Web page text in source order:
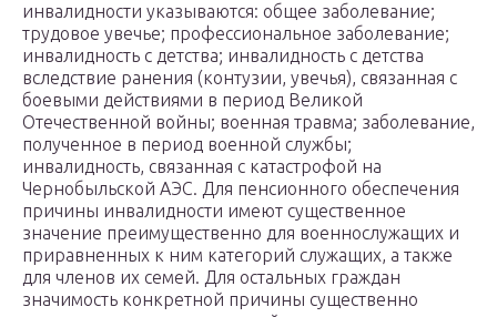
инвалидности указываются: общее заболевание;
трудовое увечье; профессиональное заболевание;
инвалидность с детства; инвалидность с детства
вследствие ранения (контузии, увечья), связанная с
боевыми действиями в период Великой
Отечественной войны; военная травма; заболевание,
полученное в период военной службы;
инвалидность, связанная с катастрофой на
Чернобыльской АЭС. Для пенсионного обеспечения
причины инвалидности имеют существенное
значение преимущественно для военнослужащих и
приравненных к ним категорий служащих, а также
для членов их семей. Для остальных граждан
значимость конкретной причины существенно